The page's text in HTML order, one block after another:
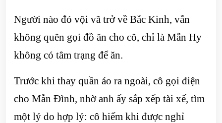
Người nào đó vội vã trở về Bắc Kinh, vẫn
không quên gọi đồ ăn cho cô, chỉ là Mẫn Hy
không có tâm trạng để ăn.
Trước khi thay quần áo ra ngoài, cô gọi điện
cho Mẫn Đình, nhờ anh ấy sắp xếp tài xế, tìm
một lý do hợp lý: cô hiếm khi được nghỉ